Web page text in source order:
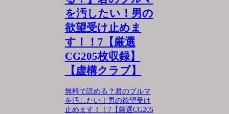
を汚したい！男の
欲望受け止めま
す！！7【厳選
CG205枚収録】
【虚構クラブ】
無料で読める？君のブルマ
を汚したい！男の欲望受け
止めます！！7【厳選CG205